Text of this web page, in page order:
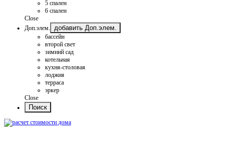
5 спален
6 спален
Close
Доп.элем.
добавить Доп.элем.
бассейн
второй свет
зимний сад
котельная
кухня-столовая
лоджия
терраса
эркер
Close